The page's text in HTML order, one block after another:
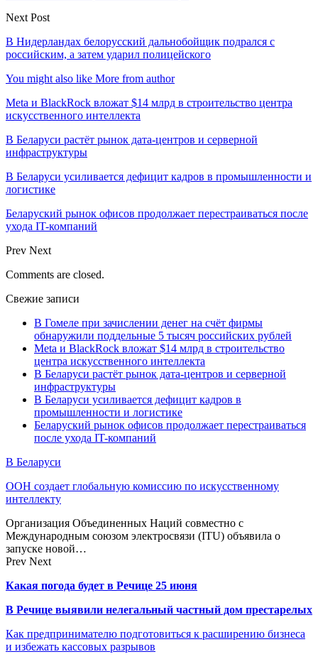
Next Post
В Нидерландах белорусский дальнобойщик подрался с
российским, а затем ударил полицейского
You might also like More from author
Meta и BlackRock вложат $14 млрд в строительство центра
искусственного интеллекта
В Беларуси растёт рынок дата-центров и серверной
инфраструктуры
В Беларуси усиливается дефицит кадров в промышленности и
логистике
Беларуский рынок офисов продолжает перестраиваться после
ухода IT-компаний
Prev Next
Comments are closed.
Свежие записи
В Гомеле при зачислении денег на счёт фирмы
обнаружили поддельные 5 тысяч российских рублей
Meta и BlackRock вложат $14 млрд в строительство
центра искусственного интеллекта
В Беларуси растёт рынок дата-центров и серверной
инфраструктуры
В Беларуси усиливается дефицит кадров в
промышленности и логистике
Беларуский рынок офисов продолжает перестраиваться
после ухода IT-компаний
В Беларуси
ООН создает глобальную комиссию по искусственному
интеллекту
Организация Объединенных Наций совместно с
Международным союзом электросвязи (ITU) объявила о
запуске новой…
Prev Next
Какая погода будет в Речице 25 июня
В Речице выявили нелегальный частный дом престарелых
Как предпринимателю подготовиться к расширению бизнеса
и избежать кассовых разрывов